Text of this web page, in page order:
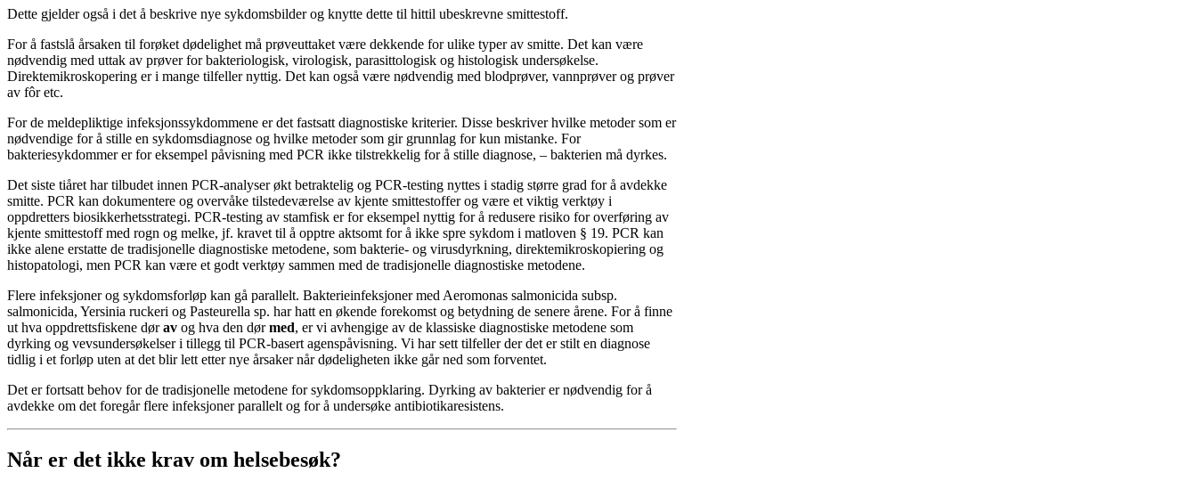
Dette gjelder også i det å beskrive nye sykdomsbilder og knytte dette til hittil ubeskrevne smittestoff.
For å fastslå årsaken til forøket dødelighet må prøveuttaket være dekkende for ulike typer av smitte. Det kan være
nødvendig med uttak av prøver for bakteriologisk, virologisk, parasittologisk og histologisk undersøkelse.
Direktemikroskopering er i mange tilfeller nyttig. Det kan også være nødvendig med blodprøver, vannprøver og prøver
av fôr etc.
For de meldepliktige infeksjonssykdommene er det fastsatt diagnostiske kriterier. Disse beskriver hvilke metoder som er
nødvendige for å stille en sykdomsdiagnose og hvilke metoder som gir grunnlag for kun mistanke. For
bakteriesykdommer er for eksempel påvisning med PCR ikke tilstrekkelig for å stille diagnose, – bakterien må dyrkes.
Det siste tiåret har tilbudet innen PCR-analyser økt betraktelig og PCR-testing nyttes i stadig større grad for å avdekke
smitte. PCR kan dokumentere og overvåke tilstedeværelse av kjente smittestoffer og være et viktig verktøy i
oppdretters biosikkerhetsstrategi. PCR-testing av stamfisk er for eksempel nyttig for å redusere risiko for overføring av
kjente smittestoff med rogn og melke, jf. kravet til å opptre aktsomt for å ikke spre sykdom i matloven § 19. PCR kan
ikke alene erstatte de tradisjonelle diagnostiske metodene, som bakterie- og virusdyrkning, direktemikroskopiering og
histopatologi, men PCR kan være et godt verktøy sammen med de tradisjonelle diagnostiske metodene.
Flere infeksjoner og sykdomsforløp kan gå parallelt. Bakterieinfeksjoner med Aeromonas salmonicida subsp.
salmonicida, Yersinia ruckeri og Pasteurella sp. har hatt en økende forekomst og betydning de senere årene. For å finne
ut hva oppdrettsfiskene dørav og hva den dørmed, er vi avhengige av de klassiske diagnostiske metodene som
dyrking og vevsundersøkelser i tillegg til PCR-basert agenspåvisning. Vi har sett tilfeller der det er stilt en diagnose
tidlig i et forløp uten at det blir lett etter nye årsaker når dødeligheten ikke går ned som forventet.
Det er fortsatt behov for de tradisjonelle metodene for sykdomsoppklaring. Dyrking av bakterier er nødvendig for å
avdekke om det foregår flere infeksjoner parallelt og for å undersøke antibiotikaresistens.
Når er det ikke krav om helsebesøk?